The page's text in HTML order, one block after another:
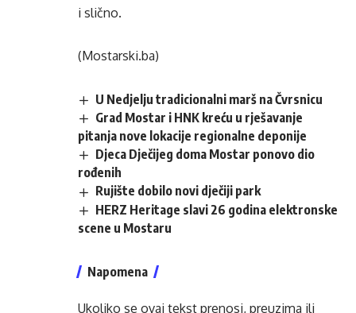
i slično.
(Mostarski.ba)
U Nedjelju tradicionalni marš na Čvrsnicu
Grad Mostar i HNK kreću u rješavanje
pitanja nove lokacije regionalne deponije
Djeca Dječijeg doma Mostar ponovo dio
rođenih
Rujište dobilo novi dječiji park
HERZ Heritage slavi 26 godina elektronske
scene u Mostaru
Napomena
Ukoliko se ovaj tekst prenosi, preuzima ili